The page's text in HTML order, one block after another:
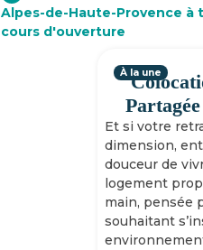
Alpes-de-Haute-Provence
cours d'ouverture
Et si votre
dimension,
douceur de
logement
main, pensée
souhaitant
À la une